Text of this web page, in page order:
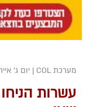
מערכת COL | יום ג' אייר
עשרות